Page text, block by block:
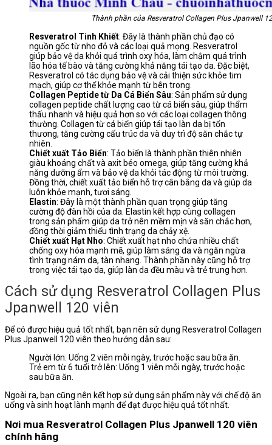
Thành phần của Resveratrol Collagen Plus Jpanwell
Resveratrol Tinh Khiết: Đây là thành phần chủ đạo có
nguồn gốc từ nho đỏ và các loại quả mọng. Resveratrol
giúp bảo vệ da khỏi quá trình oxy hóa, làm chậm quá trình
lão hóa tế bào và tăng cường khả năng tái tạo da. Đặc biệt,
Resveratrol có tác dụng bảo vệ và cải thiện sức khỏe tim
mạch, giúp cơ thể khỏe mạnh từ bên trong.
Collagen Peptide từ Da Cá Biển Sâu: Sản phẩm sử dụng
collagen peptide chất lượng cao từ cá biển sâu, giúp thẩm
thấu nhanh và hiệu quả hơn so với các loại collagen thông
thường. Collagen từ cá biển giúp tái tạo làn da bị tổn
thương, tăng cường cấu trúc da và duy trì độ săn chắc tự
nhiên.
Chiết xuất Tảo Biển: Tảo biển là thành phần thiên nhiên
giàu khoáng chất và axit béo omega, giúp tăng cường khả
năng dưỡng ẩm và bảo vệ da khỏi tác động từ môi trường.
Đồng thời, chiết xuất tảo biển hỗ trợ cân bằng da và giúp da
luôn khỏe mạnh, tươi sáng.
Elastin: Đây là một thành phần quan trọng giúp tăng
cường độ đàn hồi của da. Elastin kết hợp cùng collagen
trong sản phẩm giúp da trở nên mềm mịn và săn chắc hơn,
đồng thời giảm thiểu tình trạng da chảy xệ.
Chiết xuất Hạt Nho: Chiết xuất hạt nho chứa nhiều chất
chống oxy hóa mạnh mẽ, giúp làm sáng da và ngăn ngừa
tình trạng nám da, tàn nhang. Thành phần này cũng hỗ trợ
trong việc tái tạo da, giúp làn da đều màu và trẻ trung hơn.
Cách sử dụng Resveratrol Collagen Plus
Jpanwell 120 viên
Để có được hiệu quả tốt nhất, bạn nên sử dụng Resveratrol Collagen
Plus Jpanwell 120 viên theo hướng dẫn sau:
Người lớn: Uống 2 viên mỗi ngày, trước hoặc sau bữa ăn.
Trẻ em từ 6 tuổi trở lên: Uống 1 viên mỗi ngày, trước hoặc
sau bữa ăn.
Ngoài ra, bạn cũng nên kết hợp sử dụng sản phẩm này với chế độ ăn
uống và sinh hoạt lành mạnh để đạt được hiệu quả tốt nhất.
Nơi mua Resveratrol Collagen Plus Jpanwell 120 viên
chính hãng